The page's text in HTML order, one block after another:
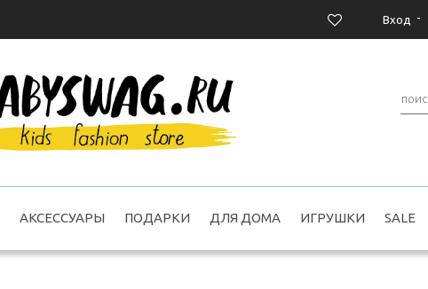
Вход -
АКСЕССУАРЫ ПОДАРКИ ДЛЯ ДОМА ИГРУШКИ SALE